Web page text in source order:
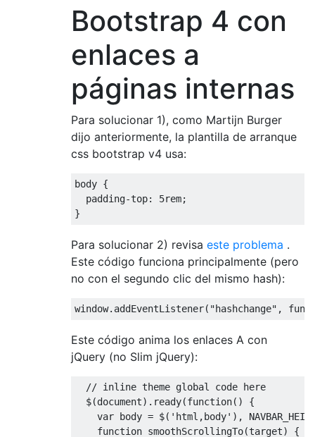
Bootstrap 4 con
enlaces a
páginas internas
Para solucionar 1), como Martijn Burger
dijo anteriormente, la plantilla de arranque
css bootstrap v4 usa:
body {
  padding
-top: 5rem;
}
Para solucionar 2) revisa este problema .
Este código funciona principalmente (pero
no con el segundo clic del mismo hash):
window. addEventListener( "hashchange" ,
Este código anima los enlaces A con
jQuery (no Slim jQuery):
// inline theme global code here
  $
(document). ready(function()
{
var body = $( 'html,body' ),
function smoothScrollingTo(target) {